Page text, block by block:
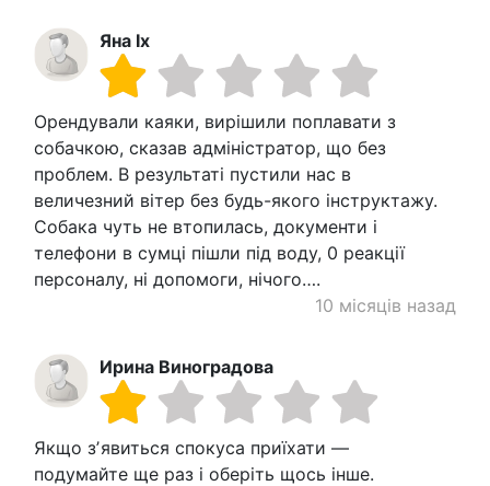
Яна Ix
Орендували каяки, вирішили поплавати з
собачкою, сказав адміністратор, що без
проблем. В результаті пустили нас в
величезний вітер без будь-якого інструктажу.
Собака чуть не втопилась, документи і
телефони в сумці пішли під воду, 0 реакції
персоналу, ні допомоги, нічого….
10 місяців назад
Ирина Виноградова
Якщо зʼявиться спокуса приїхати —
подумайте ще раз і оберіть щось інше.